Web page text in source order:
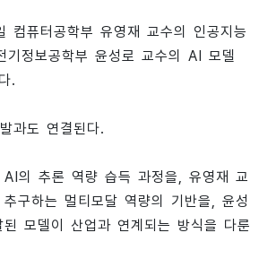
퓨터공학부 유영재 교수의 인공지능
정보공학부 윤성로 교수의 AI 모델
.
과도 연결된다.
의 추론 역량 습득 과정을, 유영재 교
구하는 멀티모달 역량의 기반을, 윤성
모델이 산업과 연계되는 방식을 다룬